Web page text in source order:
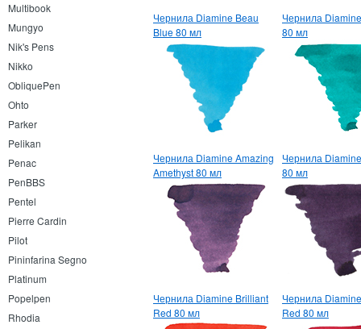
Multibook
Mungyo
Nik's Pens
Nikko
ObliquePen
Ohto
Parker
Pelikan
Penac
PenBBS
Pentel
Pierre Cardin
Pilot
Pininfarina Segno
Platinum
Popelpen
Rhodia
Чернила Diamine Beau
Blue 80 мл
Чернила
80 мл
Чернила Diamine Amazing
Amethyst 80 мл
Чернила
80 мл
Чернила Diamine Brilliant
Red 80 мл
Чернила
Red 80 мл